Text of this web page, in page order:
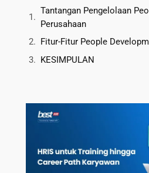
Tantangan Pengelolaan
Perusahaan
Fitur-Fitur People
KESIMPULAN